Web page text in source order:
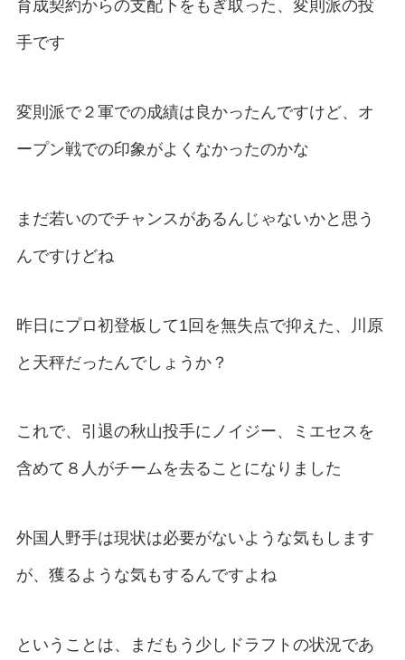
育成契約からの支配下をもぎ取った、変則派の投
手です
変則派で２軍での成績は良かったんですけど、オ
ープン戦での印象がよくなかったのかな
まだ若いのでチャンスがあるんじゃないかと思う
んですけどね
昨日にプロ初登板して1回を無失点で抑えた、川原
と天秤だったんでしょうか？
これで、引退の秋山投手にノイジー、ミエセスを
含めて８人がチームを去ることになりました
外国人野手は現状は必要がないような気もします
が、獲るような気もするんですよね
ということは、まだもう少しドラフトの状況であ